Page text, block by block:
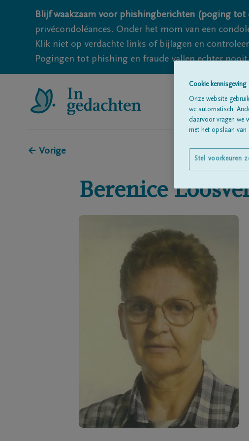
Blijf waakzaam voor phishingberichten (poging
privécondoléances. Onder het mom van een
Klik niet op verdachte links of bijlagen en
Pogingen tot phishing en fraude vallen echter
← Vorige
Berenice
Cookie kennisgeving
Onze website
we automatisch.
daarvoor vragen we
met het opslaan van
Stel voorkeuren